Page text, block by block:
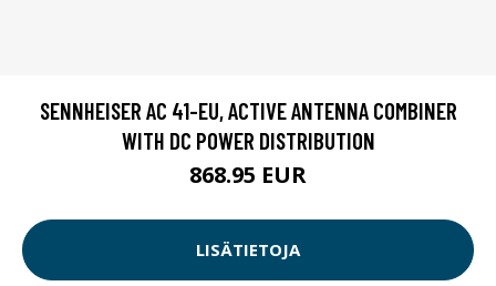
SENNHEISER AC 41-EU, ACTIVE ANTENNA COMBINER
WITH DC POWER DISTRIBUTION
868.95 EUR
LISÄTIETOJA